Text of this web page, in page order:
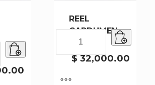
REEL
CARDUMEN
8000FD
$32,000.00
CARDUMEN
8000FD